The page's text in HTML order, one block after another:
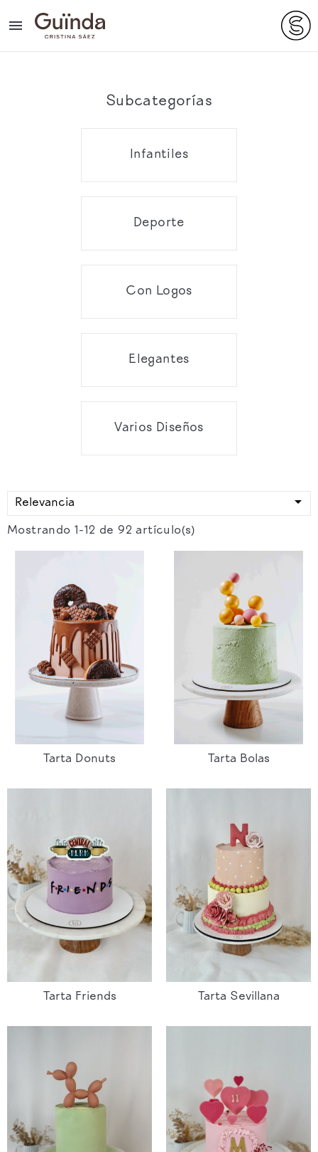

Subcategorías
Infantiles
Deporte
Con Logos
Elegantes
Varios Diseños
Relevancia 
Mostrando 1-12 de 92 artículo(s)
Tarta Donuts Tarta Bolas
Tarta Friends Tarta Sevillana